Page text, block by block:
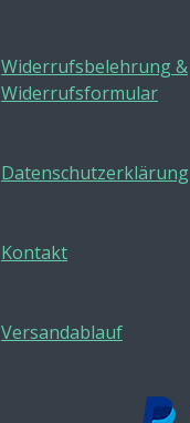
Widerrufsbelehrung &
Widerrufsformular
Datenschutzerklärung
Kontakt
Versandablauf